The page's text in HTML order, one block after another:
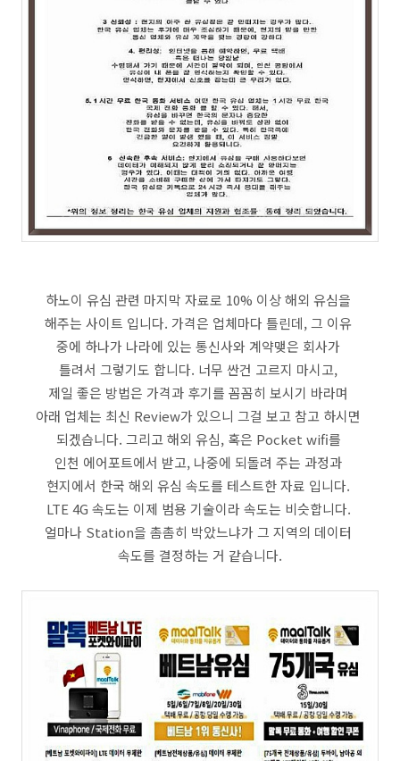
하노이 유심 관련 마지막 자료로 10% 이상 해외 유심을
해주는 사이트 입니다. 가격은 업체마다 틀린데, 그 이유
중에 하나가 나라에 있는 통신사와 계약맺은 회사가
틀려서 그렇기도 합니다. 너무 싼건 고르지 마시고,
제일 좋은 방법은 가격과 후기를 꼼꼼히 보시기 바라며
아래 업체는 최신 Review가 있으니 그걸 보고 참고 하시면
되겠습니다. 그리고 해외 유심, 혹은 Pocket wifi를
인천 에어포트에서 받고, 나중에 되돌려 주는 과정과
현지에서 한국 해외 유심 속도를 테스트한 자료 입니다.
LTE 4G 속도는 이제 범용 기술이라 속도는 비슷합니다.
얼마나 Station을 촘촘히 박았느냐가 그 지역의 데이터
속도를 결정하는 거 같습니다.